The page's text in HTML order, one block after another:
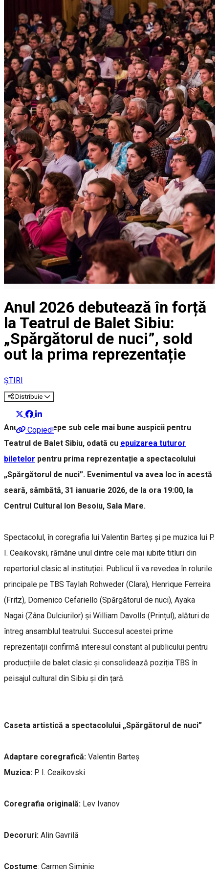
Anul 2026 debutează în forță
la Teatrul de Balet Sibiu:
„Spărgătorul de nuci”, sold
out la prima reprezentație
ȘTIRI
Distribuie
Copied!
Anul 2026 începe sub cele mai bune auspicii pentru
Teatrul de Balet Sibiu, odată cu epuizarea tuturor
biletelor pentru prima reprezentație a spectacolului
„Spărgătorul de nuci”. Evenimentul va avea loc în acestă
seară, sâmbătă, 31 ianuarie 2026, de la ora 19:00, la
Centrul Cultural Ion Besoiu, Sala Mare.
Spectacolul, în coregrafia lui Valentin Barteș și pe muzica lui P.
I. Ceaikovski, rămâne unul dintre cele mai iubite titluri din
repertoriul clasic al instituției. Publicul îi va revedea în rolurile
principale pe TBS Taylah Rohweder (Clara), Henrique Ferreira
(Fritz), Domenico Cefariello (Spărgătorul de nuci), Ayaka
Nagai (Zâna Dulciurilor) și William Davolls (Prințul), alături de
întreg ansamblul teatrului. Succesul acestei prime
reprezentații confirmă interesul constant al publicului pentru
producțiile de balet clasic și consolidează poziția TBS în
peisajul cultural din Sibiu și din țară.
Caseta artistică a spectacolului „Spărgătorul de nuci”
Adaptare coregrafică: Valentin Barteș
Muzica: P. I. Ceaikovski
Coregrafia originală: Lev Ivanov
Decoruri: Alin Gavrilă
Costume: Carmen Siminie